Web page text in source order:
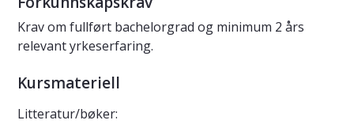
Krav om fullført bachelorgrad og minimum 2 års
relevant yrkeserfaring.
Kursmateriell
Litteratur/bøker: